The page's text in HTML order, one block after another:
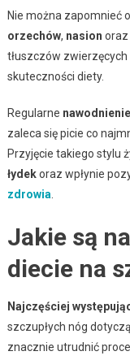
Nie można zapomnieć o
orzechów, nasion oraz
tłuszczów
skuteczności diety.
Regularne nawodnienie
zaleca się picie co
Przyjęcie takiego stylu
łydekoraz wpłynie
zdrowia
Jakie są
diecie na
Najczęściej
szczupłych nóg
znacznie utrudnić